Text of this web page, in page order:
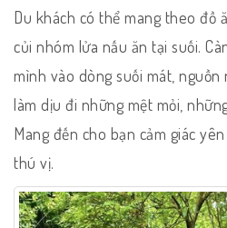
Du khách có thể mang theo đồ
củi nhóm lửa nấu ăn tại suối.
mình vào dòng suối mát,
làm dịu đi những mệt mỏi,
Mang đến cho bạn cảm giác
thú vị.